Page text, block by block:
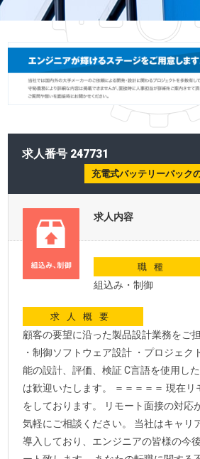
求人番号 247731
充電式バッテリーパック
求人内容
職種
組込み・制御
求人概要
顧客の要望に沿った製品設計業務をご
・制御ソフトウェア設計 ・プロジェク
能の設計、評価、検証 C言語を使用し
は歓迎いたします。 ＝＝＝＝＝ 現在リ
をしております。 リモート面接の対応
気軽にご相談ください。 当社はキャリ
導入しており、エンジニアの皆様の今